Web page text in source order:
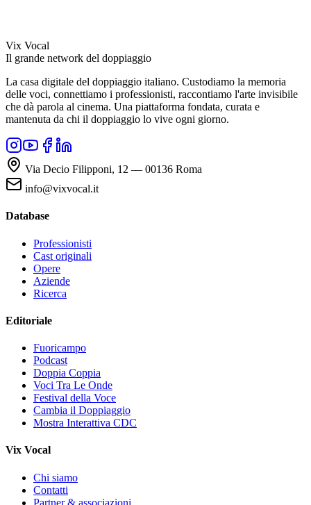
Vix Vocal
Il grande network del doppiaggio
La casa digitale del doppiaggio italiano. Custodiamo la memoria
delle voci, connettiamo i professionisti, raccontiamo l'arte invisibile
che dà parola al cinema. Una piattaforma fondata, curata e
mantenuta da chi il doppiaggio lo vive ogni giorno.
Via Decio Filipponi, 12 — 00136 Roma
info@vixvocal.it
Database
Professionisti
Cast originali
Opere
Aziende
Ricerca
Editoriale
Fuoricampo
Podcast
Doppia Coppia
Voci Tra Le Onde
Festival della Voce
Cambia il Doppiaggio
Mostra Interattiva CDC
Vix Vocal
Chi siamo
Contatti
Partner & associazioni